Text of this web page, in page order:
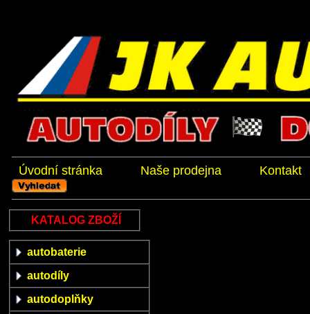
Úvodní stránka Naše prodejna Kontakt
KATALOG ZBOŽÍ
autobaterie
autodíly
autodoplňky